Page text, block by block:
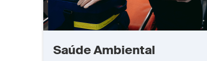
Saúde Ambiental